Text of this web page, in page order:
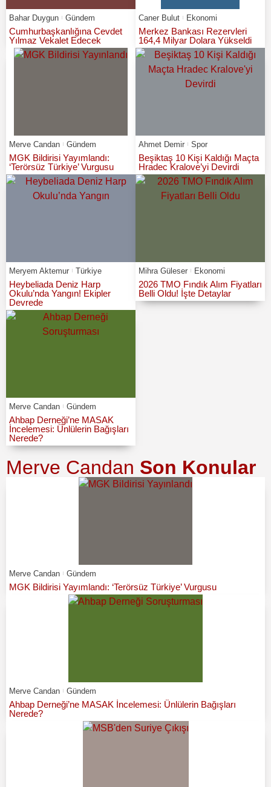
Bahar Duygun Gündem
Cumhurbaşkanlığına Cevdet
Yılmaz Vekalet Edecek
Caner Bulut Ekonomi
Merkez Bankası Rezervleri
164,4 Milyar Dolara Yükseldi
Merve Candan Gündem
MGK Bildirisi Yayımlandı:
‘Terörsüz Türkiye’ Vurgusu
Ahmet Demir Spor
Beşiktaş 10 Kişi Kaldığı Maçta
Hradec Kralove’yi Devirdi
Meryem Aktemur Türkiye
Heybeliada Deniz Harp
Okulu’nda Yangın! Ekipler
Devrede
Mihra Güleser Ekonomi
2026 TMO Fındık Alım Fiyatları
Belli Oldu! İşte Detaylar
Merve Candan Gündem
Ahbap Derneği’ne MASAK
İncelemesi: Ünlülerin Bağışları
Nerede?
Merve Candan Son Konular
Merve Candan Gündem
MGK Bildirisi Yayımlandı: ‘Terörsüz Türkiye’ Vurgusu
Merve Candan Gündem
Ahbap Derneği’ne MASAK İncelemesi: Ünlülerin Bağışları
Nerede?